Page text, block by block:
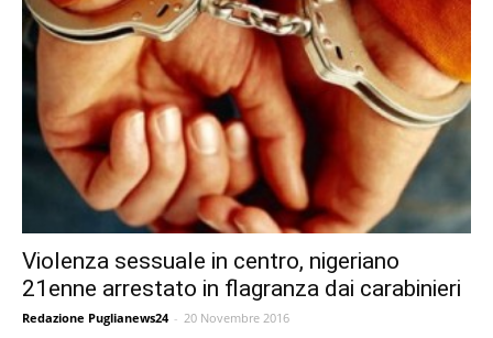
Violenza sessuale in centro, nigeriano
21enne arrestato in flagranza dai carabinieri
Redazione Puglianews24 - 20 Novembre 2016